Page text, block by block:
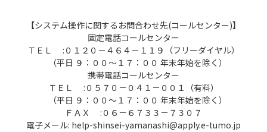
【システム操作に関するお問合わせ先(コールセンター)】
固定電話コールセンター
ＴＥＬ :０１２０－４６４－１１９（フリーダイヤル）
（平日 ９：００～１７：００ 年末年始を除く）
携帯電話コールセンター
ＴＥＬ :０５７０－０４１－００１（有料）
（平日 ９：００～１７：００ 年末年始を除く）
ＦＡＸ :０６－６７３３－７３０７
電子メール: help-shinsei-yamanashi@apply.e-tumo.jp